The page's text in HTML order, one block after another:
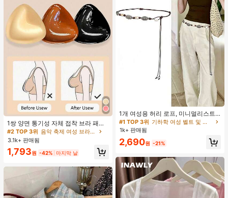
1쌍 양면 통기성 자체 접착 브라 패드,
두꺼워진 삼각형 푸쉬업 디자인, 재사
용 가능, 보이지 않는 비키니 브라 삽
입물, 수영에 적합
#2 TOP 3위
음악 축제 여성 브라 액세서리
거의 매진!
#2 TOP 3위
음악 축제 여성 브라 액세서리
거의 매진!
#2 TOP 3위
음악 축제 여성 브라 액세서리
거의 매진!
#2 TOP 3위
3.1k+ 판매됨
1,793원 -42% 마지막 날
1개 여성용 허리 로프, 미니멀리스트
보헤미안 패션 매듭 허리 벨트, 드레
스, 캐주얼 팬츠와 함께 일상 착용에
적합한 장식용 허리 액세서리
거의 매진!
#1 TOP 3위
기하학 여성 벨트 및 벨트 액세서리
거의 매진!
#1 TOP 3위
기하학 여성 벨트 및 벨트 액세서리
거의 매진!
#1 TOP 3위
1k+ 판매됨
2,690원 -21%